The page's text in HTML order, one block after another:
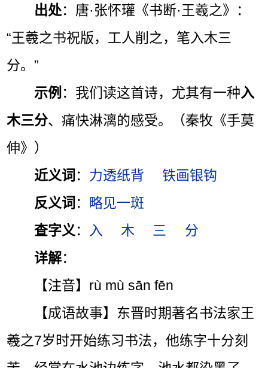
出处：唐·张怀瓘《书断·王羲之》：
“王羲之书祝版，工人削之，笔入木三
分。”
示例 ：我们读这首诗，尤其有一种入
木三分、痛快淋漓的感受。（秦牧《手莫
伸》）
近义词 ： 力透纸背
铁画银钩
反义词 ：
略见一斑
查字义 ： 入 木 三
分
详解：
【注音】rù mù sān fēn
【成语故事】东晋时期著名书法家王
羲之7岁时开始练习书法，他练字十分刻